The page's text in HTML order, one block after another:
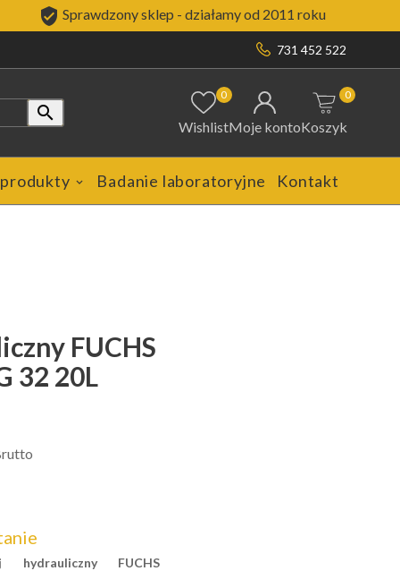
 Sprawdzony sklep - działamy od 2011 roku
731 452 522

0
WishlistMoje kontoKoszyk
0
Badanie laboratoryjne Kontakt
FUCHS
32 20L
hydrauliczny FUCHS